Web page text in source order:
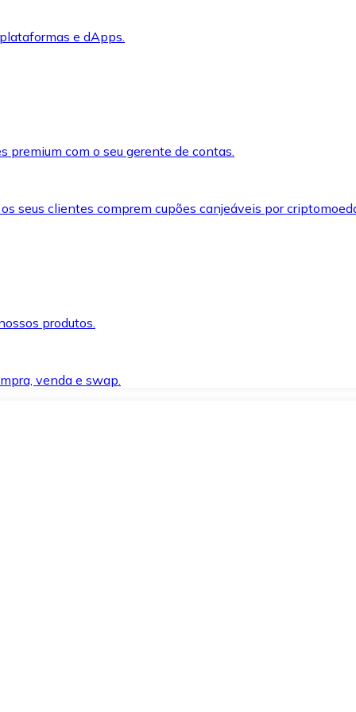
e dApps.
premium com o seu gerente de contas.
seus clientes comprem cupões canjeáveis por
produtos.
venda e swap.